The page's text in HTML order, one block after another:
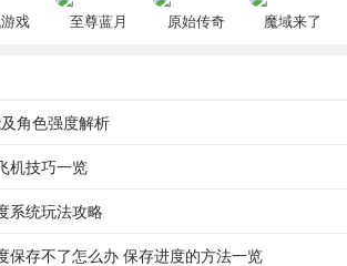
戏 至尊蓝月 原始传奇 魔域来了
角色强度解析
机技巧一览
系统玩法攻略
保存不了怎么办 保存进度的方法一览